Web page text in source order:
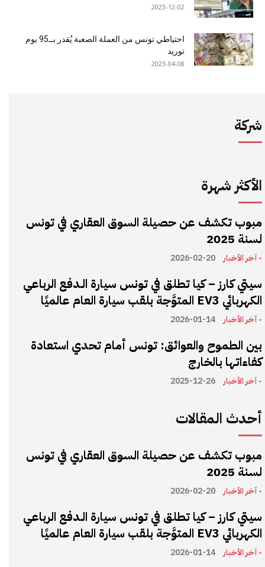
2023-12-02
احتياطي تونس من العملة الصعبة يُقدر بــ95 يوم
توريد
2023-04-08
شركة
الأكثر شهرة
مبوب تكشف عن حصيلة السوق العقاري في تونس
لسنة 2025
- آخر الأخبار 2026-02-20
سيتي كارز – كيا تطلق في تونس سيارة الـدفع الرباعي
الكهربائي EV3 المتوَّجة بلقب سيارة العام عالميًا
- آخر الأخبار 2026-01-14
بين الطموح والعوائق: تونس أمام تحدي استعادة
كفاءاتها بالخارج
- آخر الأخبار 2025-12-26
أحدث المقالات
مبوب تكشف عن حصيلة السوق العقاري في تونس
لسنة 2025
- آخر الأخبار 2026-02-20
سيتي كارز – كيا تطلق في تونس سيارة الـدفع الرباعي
الكهربائي EV3 المتوَّجة بلقب سيارة العام عالميًا
- آخر الأخبار 2026-01-14